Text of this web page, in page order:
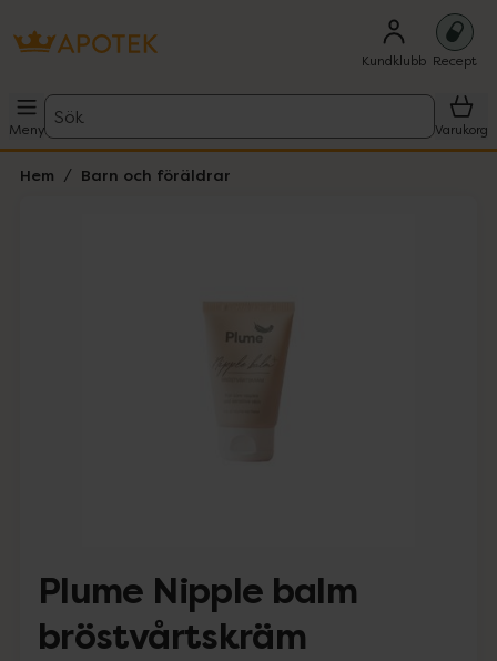
Kundklubb Recept
Meny
Sök
Varukorg
Hem Barn och föräldrar
Plume Nipple balm
bröstvårtskräm